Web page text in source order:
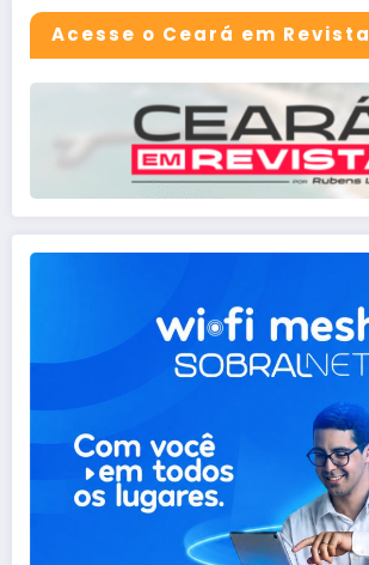
Acesse o Ceará em Revista